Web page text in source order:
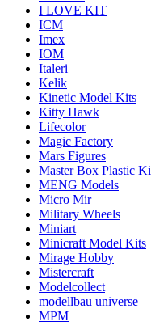
I LOVE KIT
ICM
Imex
IOM
Italeri
Kelik
Kinetic Model Kits
Kitty Hawk
Lifecolor
Magic Factory
Mars Figures
Master Box Plastic
MENG Models
Micro Mir
Military Wheels
Miniart
Minicraft Model Kits
Mirage Hobby
Mistercraft
Modelcollect
modellbau universe
MPM